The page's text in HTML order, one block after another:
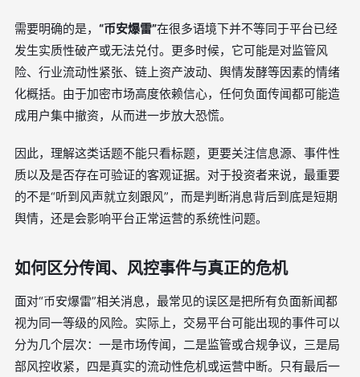
需要明确的是， “币安爆雷”在很多语境下并不等同于平台已经
发生实质性破产或无法兑付。更多时候，它可能是对监管风
险、行业流动性紧张、链上资产波动、舆情发酵等因素的情绪
化概括。由于加密市场高度依赖信心，任何负面传闻都可能造
成用户集中撤资，从而进一步放大恐慌。
因此，理解这类话题不能只看标题，更要关注信息源、事件性
质以及是否存在可验证的客观证据。对于投资者来说，最重要
的不是“听到风声就立刻跟风”，而是判断消息背后到底是短期
舆情，还是会影响平台正常运营的系统性问题。
如何区分传闻、风控事件与真正的危机
面对“币安爆雷”相关消息，最常见的误区是把所有负面新闻都
视为同一等级的风险。实际上，交易平台可能出现的事件可以
分为几个层次：一是市场传闻，二是监管或合规争议，三是局
部风控收紧，四是真实的流动性危机或运营中断。只有最后一